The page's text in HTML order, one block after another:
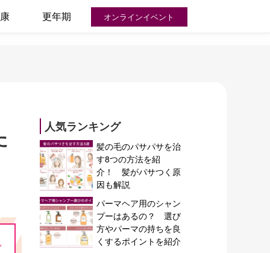
更年期 オンラインイベント
人気ランキング
髪の毛のパサパサを治
す8つの方法を紹
介！ 髪がパサつく原
因も解説
パーマヘア用のシャン
プーはあるの？ 選び
方やパーマの持ちを良
くするポイントを紹介